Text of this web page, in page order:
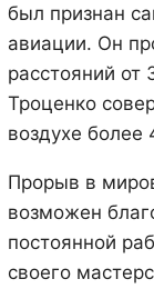
был признан
авиации. Он
расстояний
Троценко
воздухе более
Прорыв в
возможен
постоянной
своего